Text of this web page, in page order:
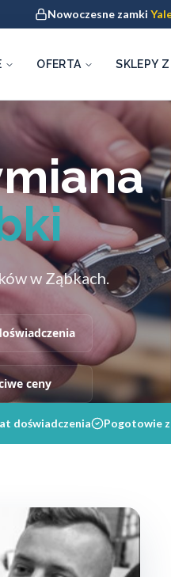
Nowoczesne zamki
OFERTA SKLEPY Z
w Ząbkach.
ceny
doświadczenia Pogotowie